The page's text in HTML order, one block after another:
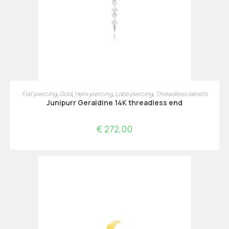
TOEVOEGEN AAN WINKELWAGEN
Flat piercing, Gold, Helix piercing, Lobe piercing, Threadless labrets
Junipurr Geraldine 14K threadless end
€272,00